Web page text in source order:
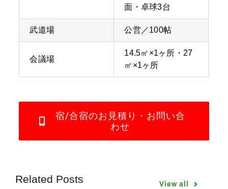
面・卓球3台
武道場 公営／100帖
会議場
14.5㎡×1ヶ所・27
㎡×1ヶ所
宿/合宿のお見積り・お問い合
わせ
Related Posts View all